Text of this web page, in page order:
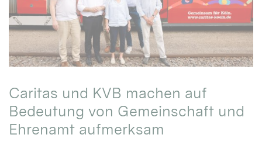
Caritas und KVB machen auf
Bedeutung von Gemeinschaft und
Ehrenamt aufmerksam